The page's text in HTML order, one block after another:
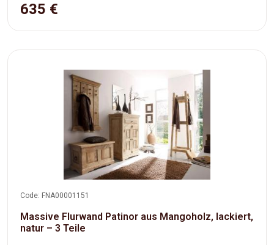
635 €
Code: FNA00001151
Massive Flurwand Patinor aus Mangoholz, lackiert,
natur – 3 Teile